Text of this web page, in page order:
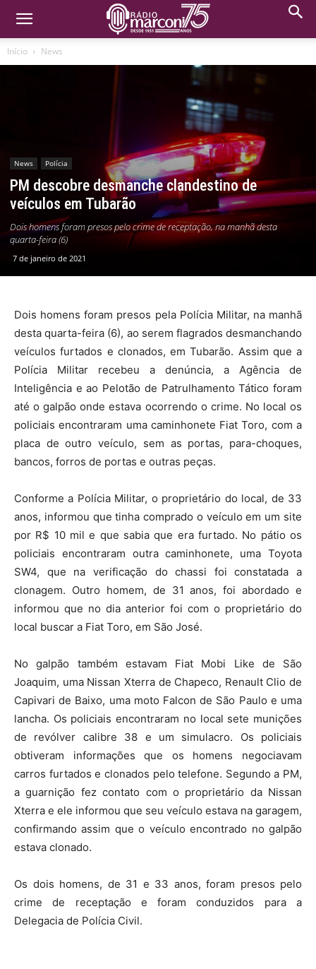
Início News
News Polícia
PM descobre desmanche clandestino de
veículos em Tubarão
Dois homens foram presos pelo crime de receptação, na manhã desta
quarta-feira (6)
7 de janeiro de 2021
Dois homens foram presos pela Polícia Militar, na manhã
desta quarta-feira (6), ao serem flagrados desmanchando
veículos furtados e clonados, em Tubarão. Assim que a
Polícia Militar recebeu a denúncia, a Agência de
Inteligência e ao Pelotão de Patrulhamento Tático foram
até o galpão onde estava ocorrendo o crime. No local os
policiais encontraram uma caminhonete Fiat Toro, com a
placa de outro veículo, sem as portas, para-choques,
bancos, forros de portas e outras peças.
Conforme a Polícia Militar, o proprietário do local, de 33
anos, informou que tinha comprado o veículo em um site
por R$ 10 mil e que sabia que era furtado. No pátio os
policiais encontraram outra caminhonete, uma Toyota
SW4, que na verificação do chassi foi constatada a
clonagem. Outro homem, de 31 anos, foi abordado e
informou que no dia anterior foi com o proprietário do
local buscar a Fiat Toro, em São José.
No galpão também estavam Fiat Mobi Like de São
Joaquim, uma Nissan Xterra de Chapeco, Renault Clio de
Capivari de Baixo, uma moto Falcon de São Paulo e uma
lancha. Os policiais encontraram no local sete munições
de revólver calibre 38 e um simulacro. Os policiais
obtiveram informações que os homens negociavam
carros furtados e clonados pelo telefone. Segundo a PM,
a guarnição fez contato com o proprietário da Nissan
Xterra e ele informou que seu veículo estava na garagem,
confirmando assim que o veículo encontrado no galpão
estava clonado.
Os dois homens, de 31 e 33 anos, foram presos pelo
crime de receptação e foram conduzidos para a
Delegacia de Polícia Civil.